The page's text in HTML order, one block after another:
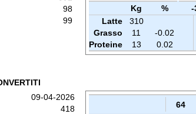
98
99
Kg % -
Latte
310
Grasso
11
-0.02
Proteine
13 0.02
09-04-2026
418
64